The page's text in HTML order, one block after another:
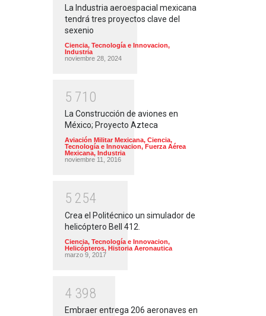
La Industria aeroespacial mexicana
tendrá tres proyectos clave del
sexenio
Ciencia, Tecnología e Innovacion,
Industria
noviembre 28, 2024
5 71 0
La Construcción de aviones en
México; Proyecto Azteca
Aviación Militar Mexicana, Ciencia,
Tecnología e Innovacion, Fuerza Aérea
Mexicana, Industria
noviembre 11, 2016
5 254
Crea el Politécnico un simulador de
helicóptero Bell 412.
Ciencia, Tecnología e Innovacion,
Helicópteros, Historia Aeronautica
marzo 9, 2017
4 398
Embraer entrega 206 aeronaves en